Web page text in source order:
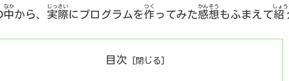
中
なか
から、 実際
じっさい
にプログラムを作
つく
ってみた感想
かんそう
もふまえて紹
しょ
目次